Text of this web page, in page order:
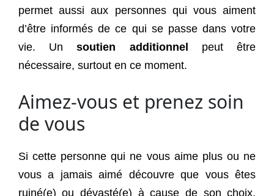
permet aussi aux personnes qui vous aiment
d’être informés de ce qui se passe dans votre
vie. Unsoutien additionnel
peut être
nécessaire, surtout en ce moment.
Aimez-vous et prenez soin
de vous
Si cette personne qui ne vous aime plus ou ne
vous a jamais aimé découvre que vous êtes
ruiné(e) ou dévasté(e) à cause de son choix,